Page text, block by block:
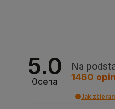
5.0
Ocena
Na
1460
Jak